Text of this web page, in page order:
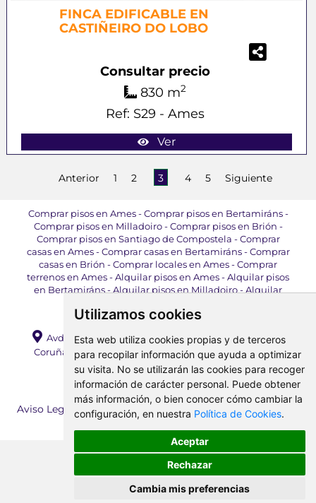
Utilizamos cookies
Esta web utiliza cookies propias y de terceros
para recopilar información que ayuda a optimizar
su visita. No se utilizarán las cookies para recoger
información de carácter personal. Puede obtener
más información, o bien conocer cómo cambiar la
configuración, en nuestra Política de Cookies.
Aceptar
Rechazar
Cambia mis preferencias
FINCA EDIFICABLE EN
CASTIÑEIRO DO LOBO
Consultar precio
830 m2
Ref: S29 - Ames
Ver
Anterior 1 2 3 4 5 Siguiente
Comprar pisos en Ames-Comprar pisos en Bertamiráns-
Comprar pisos en Milladoiro-Comprar pisos en Brión -
Comprar pisos en Santiago de Compostela -Comprar
casas en Ames-Comprar casas en Bertamiráns-Comprar
casas en Brión -Comprar locales en Ames-Comprar
terrenos en Ames-Alquilar pisos en Ames-Alquilar pisos
en Bertamiráns-Alquilar pisos en Milladoiro-Alquilar
Avda. da Mahía, 71 Bajo, Bertamiráns, 15220, Ames (A
Coruña) |
E-mail:info@amesinmobiliaria.com|
Teléfono:
+34 981 890 704
Ames Inmobiliaria 1998 - 2026 ©
Aviso Legal
-Política de Privacidad -Política de Cookies
Cambiar preferencia de cookies